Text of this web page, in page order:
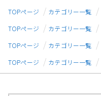
TOPページ
カテゴリー一覧
TOPページ
カテゴリー一覧
TOPページ
カテゴリー一覧
TOPページ
カテゴリー一覧